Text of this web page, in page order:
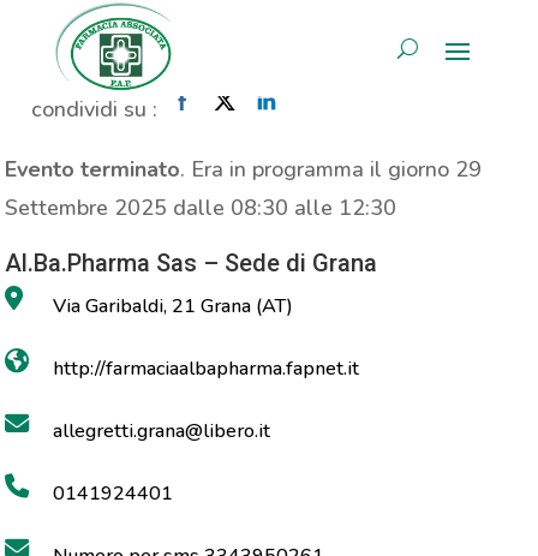
AREA RISERVATA
Analisi colesterolo
Home» Evento» Analisi colesterolo
condividi su :
Evento terminato. Era in programma il giorno 29
Settembre 2025 dalle 08:30 alle 12:30
Al.Ba.Pharma Sas – Sede di Grana
Via Garibaldi, 21 Grana (AT)
http://farmaciaalbapharma.fapnet.it
allegretti.grana@libero.it
0141924401